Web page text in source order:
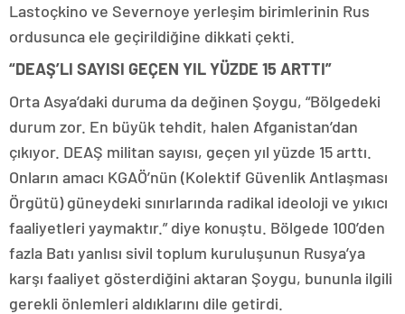
Lastoçkino ve Severnoye yerleşim birimlerinin Rus
ordusunca ele geçirildiğine dikkati çekti.
“DEAŞ’LI SAYISI GEÇEN YIL YÜZDE 15 ARTTI”
Orta Asya’daki duruma da değinen Şoygu, “Bölgedeki
durum zor. En büyük tehdit, halen Afganistan’dan
çıkıyor. DEAŞ militan sayısı, geçen yıl yüzde 15 arttı.
Onların amacı KGAÖ’nün (Kolektif Güvenlik Antlaşması
Örgütü) güneydeki sınırlarında radikal ideoloji ve yıkıcı
faaliyetleri yaymaktır.” diye konuştu. Bölgede 100’den
fazla Batı yanlısı sivil toplum kuruluşunun Rusya’ya
karşı faaliyet gösterdiğini aktaran Şoygu, bununla ilgili
gerekli önlemleri aldıklarını dile getirdi.